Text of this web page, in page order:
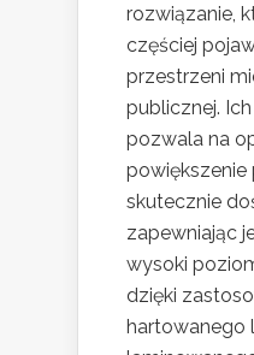
rozwiązanie,
częściej
przestrzeni
publicznej.
pozwala na
powiększenie
skutecznie
zapewniając
wysoki
dzięki
hartowanego